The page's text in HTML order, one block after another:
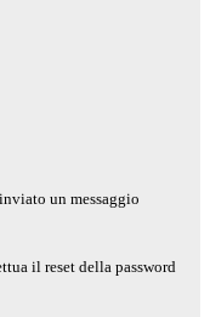
un messaggio
il reset della password